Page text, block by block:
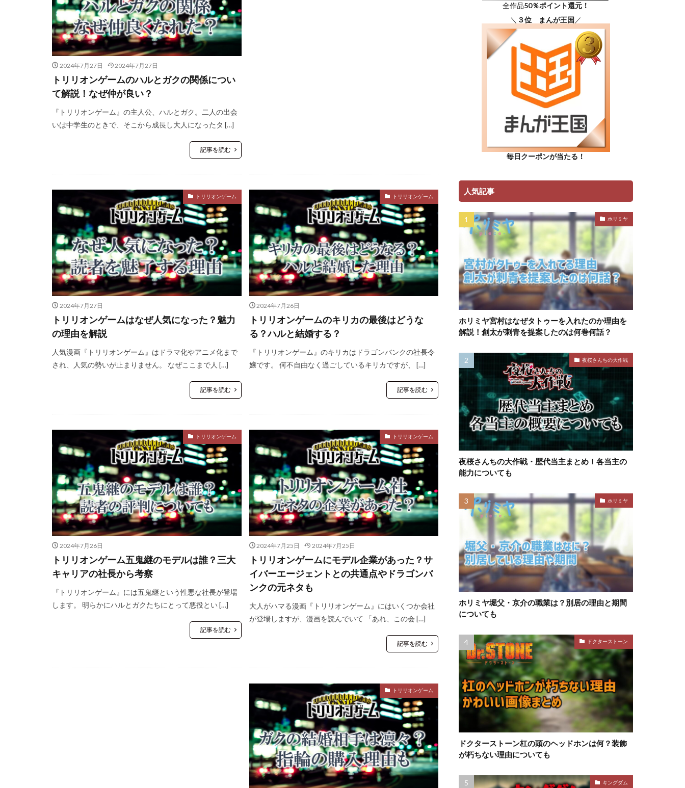
2024年7月27日 2024年7月27日
トリリオンゲームのハルとガクの関係につい
て解説！なぜ仲が良い？
『トリリオンゲーム』の主人公、ハルとガク。二人の出会
いは中学生のときで、そこから成長し大人になったタ […]
記事を読む
トリリオンゲーム
2024年7月27日
トリリオンゲームはなぜ人気になった？魅力
の理由を解説
人気漫画『トリリオンゲーム』はドラマ化やアニメ化まで
され、人気の勢いが止まりません。 なぜここまで人 […]
記事を読む
トリリオンゲーム
2024年7月26日
トリリオンゲームのキリカの最後はどうな
る？ハルと結婚する？
『トリリオンゲーム』のキリカはドラゴンバンクの社長令
嬢です。 何不自由なく過ごしているキリカですが、 […]
記事を読む
トリリオンゲーム
2024年7月26日
トリリオンゲーム五鬼継のモデルは誰？三大
キャリアの社長から考察
『トリリオンゲーム』には五鬼継という性悪な社長が登場
します。 明らかにハルとガクたちにとって悪役とい […]
記事を読む
トリリオンゲーム
2024年7月25日 2024年7月25日
トリリオンゲームにモデル企業があった？サ
イバーエージェントとの共通点やドラゴンバ
ンクの元ネタも
大人がハマる漫画『トリリオンゲーム』にはいくつか会社
が登場しますが、漫画を読んでいて 「あれ、この会 […]
記事を読む
トリリオンゲーム
全作品50％ポイント還元！
＼ ３位 まんが王国 ／
毎日クーポンが当たる！
人気記事
ホリミヤ
ホリミヤ宮村はなぜタトゥーを入れたのか理由を
解説！創太が刺青を提案したのは何巻何話？
夜桜さんちの大作戦
夜桜さんちの大作戦・歴代当主まとめ！各当主の
能力についても
ホリミヤ
ホリミヤ堀父・京介の職業は？別居の理由と期間
についても
ドクターストーン
ドクターストーン杠の頭のヘッドホンは何？装飾
が朽ちない理由についても
キングダム